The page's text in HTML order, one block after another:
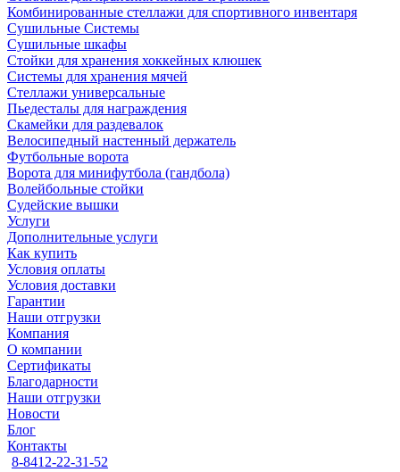
Комбинированные стеллажи для спортивного инвентаря
Сушильные Системы
Сушильные шкафы
Стойки для хранения хоккейных клюшек
Системы для хранения мячей
Стеллажи универсальные
Пьедесталы для награждения
Скамейки для раздевалок
Велосипедный настенный держатель
Футбольные ворота
Ворота для минифутбола (гандбола)
Волейбольные стойки
Судейские вышки
Услуги
Дополнительные услуги
Как купить
Условия оплаты
Условия доставки
Гарантии
Наши отгрузки
Компания
О компании
Сертификаты
Благодарности
Наши отгрузки
Новости
Блог
Контакты
8-8412-22-31-52